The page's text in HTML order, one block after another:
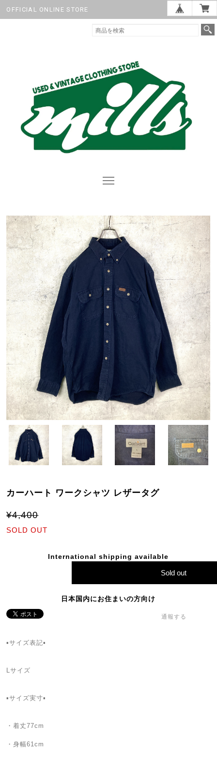
OFFICIAL ONLINE STORE
カーハート ワークシャツ レザータグ
¥4,400
SOLD OUT
International shipping available
Sold out
日本国内にお住まいの方向け
通報する
▪️サイズ表記▪️
Lサイズ
▪️サイズ実寸▪️
・着丈77cm
・身幅61cm